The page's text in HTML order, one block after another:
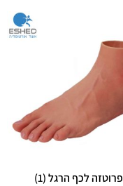
פרוטזה לכף הרגל(1)